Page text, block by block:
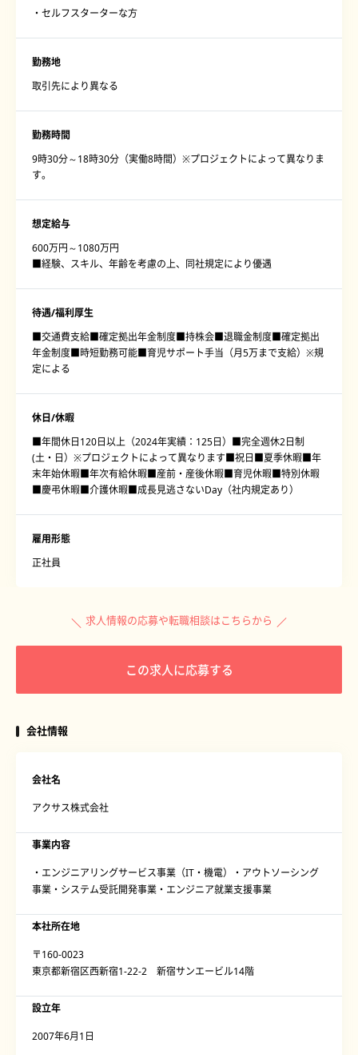
・セルフスターターな方
勤務地
取引先により異なる
勤務時間
9時30分～18時30分（実働8時間）※プロジェクトによって異なりま
す。
想定給与
600万円～1080万円
■経験、スキル、年齢を考慮の上、同社規定により優遇
待遇/福利厚生
■交通費支給■確定拠出年金制度■持株会■退職金制度■確定拠出
年金制度■時短勤務可能■育児サポート手当（月5万まで支給）※規
定による
休日/休暇
■年間休日120日以上（2024年実績：125日）■完全週休2日制
(土・日）※プロジェクトによって異なります■祝日■夏季休暇■年
末年始休暇■年次有給休暇■産前・産後休暇■育児休暇■特別休暇
■慶弔休暇■介護休暇■成長見逃さないDay（社内規定あり）
雇用形態
正社員
求人情報の応募や転職相談はこちらから
この求人に応募する
会社情報
会社名
アクサス株式会社
事業内容
・エンジニアリングサービス事業（IT・機電）・アウトソーシング
事業・システム受託開発事業・エンジニア就業支援事業
本社所在地
〒160-0023
東京都新宿区西新宿1-22-2 新宿サンエービル14階
設立年
2007年6月1日